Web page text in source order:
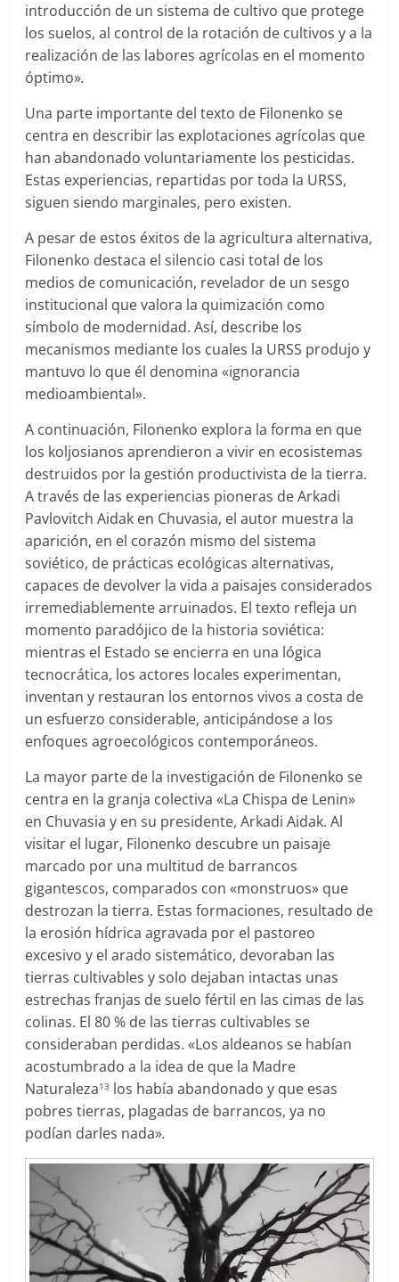
introducción de un sistema de cultivo que protege
los suelos, al control de la rotación de cultivos y a la
realización de las labores agrícolas en el momento
óptimo».
Una parte importante del texto de Filonenko se
centra en describir las explotaciones agrícolas que
han abandonado voluntariamente los pesticidas.
Estas experiencias, repartidas por toda la URSS,
siguen siendo marginales, pero existen.
A pesar de estos éxitos de la agricultura alternativa,
Filonenko destaca el silencio casi total de los
medios de comunicación, revelador de un sesgo
institucional que valora la quimización como
símbolo de modernidad. Así, describe los
mecanismos mediante los cuales la URSS produjo y
mantuvo lo que él denomina «ignorancia
medioambiental».
A continuación, Filonenko explora la forma en que
los koljosianos aprendieron a vivir en ecosistemas
destruidos por la gestión productivista de la tierra.
A través de las experiencias pioneras de Arkadi
Pavlovitch Aidak en Chuvasia, el autor muestra la
aparición, en el corazón mismo del sistema
soviético, de prácticas ecológicas alternativas,
capaces de devolver la vida a paisajes considerados
irremediablemente arruinados. El texto refleja un
momento paradójico de la historia soviética:
mientras el Estado se encierra en una lógica
tecnocrática, los actores locales experimentan,
inventan y restauran los entornos vivos a costa de
un esfuerzo considerable, anticipándose a los
enfoques agroecológicos contemporáneos.
La mayor parte de la investigación de Filonenko se
centra en la granja colectiva «La Chispa de Lenin»
en Chuvasia y en su presidente, Arkadi Aidak. Al
visitar el lugar, Filonenko descubre un paisaje
marcado por una multitud de barrancos
gigantescos, comparados con «monstruos» que
destrozan la tierra. Estas formaciones, resultado de
la erosión hídrica agravada por el pastoreo
excesivo y el arado sistemático, devoraban las
tierras cultivables y solo dejaban intactas unas
estrechas franjas de suelo fértil en las cimas de las
colinas. El 80 % de las tierras cultivables se
consideraban perdidas. «Los aldeanos se habían
acostumbrado a la idea de que la Madre
Naturaleza13 los había abandonado y que esas
pobres tierras, plagadas de barrancos, ya no
podían darles nada».